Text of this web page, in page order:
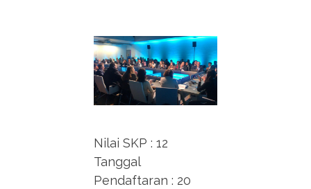
Nilai SKP : 12
Tanggal
Pendaftaran : 20